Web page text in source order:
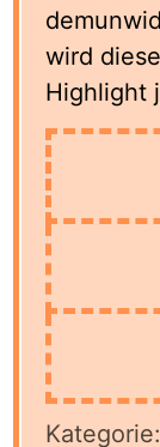
wird
Highlight
Kategorie: